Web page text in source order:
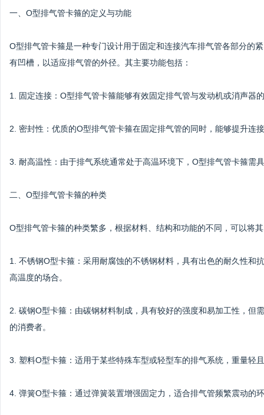
一、O型排气管卡箍的定义与功能
O型排气管卡箍是一种专门设计用于固定和连接汽车排气管各部分的
有凹槽，以适应排气管的外径。其主要功能包括：
1. 固定连接：O型排气管卡箍能够有效固定排气管与发动机或消声器
2. 密封性：优质的O型排气管卡箍在固定排气管的同时，能够提升连
3. 耐高温性：由于排气系统通常处于高温环境下，O型排气管卡箍需
二、O型排气管卡箍的种类
O型排气管卡箍的种类繁多，根据材料、结构和功能的不同，可以将
1. 不锈钢O型卡箍：采用耐腐蚀的不锈钢材料，具有出色的耐久性和
高温度的场合。
2. 碳钢O型卡箍：由碳钢材料制成，具有较好的强度和易加工性，但
的消费者。
3. 塑料O型卡箍：适用于某些特殊车型或轻型车的排气系统，重量轻
4. 弹簧O型卡箍：通过弹簧装置增强固定力，适合排气管频繁震动的